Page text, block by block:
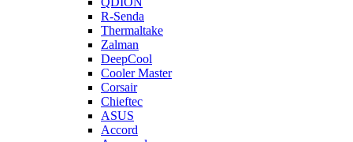
R-Senda
Thermaltake
Zalman
DeepCool
Cooler Master
Corsair
Chieftec
ASUS
Accord